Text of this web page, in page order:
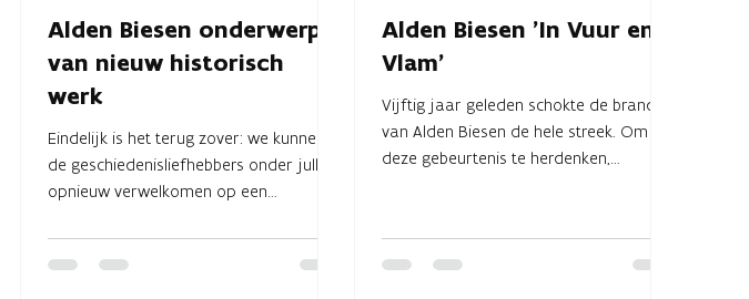
Alden Biesen onderwerp
van nieuw historisch
werk
Eindelijk is het terug zover: we kunnen
de geschiedenisliefhebbers onder jullie
opnieuw verwelkomen op een
Alden Biesen 'In Vuur en
Vlam'
Vijftig jaar geleden schokte de brand
van Alden Biesen de hele streek. Om
deze gebeurtenis te herdenken,